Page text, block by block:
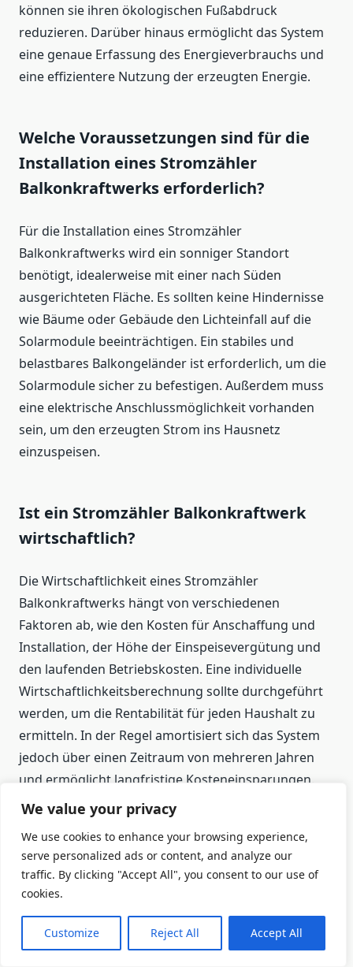
We value your privacy
We use cookies to enhance your browsing experience,
serve personalized ads or content, and analyze our
traffic. By clicking "Accept All", you consent to our use of
cookies.
Customize Reject All Accept All
können sie ihren ökologischen Fußabdruck
reduzieren. Darüber hinaus ermöglicht das System
eine genaue Erfassung des Energieverbrauchs und
eine effizientere Nutzung der erzeugten Energie.
Welche Voraussetzungen sind für die
Installation eines Stromzähler
Balkonkraftwerks erforderlich?
Für die Installation eines Stromzähler
Balkonkraftwerks wird ein sonniger Standort
benötigt, idealerweise mit einer nach Süden
ausgerichteten Fläche. Es sollten keine Hindernisse
wie Bäume oder Gebäude den Lichteinfall auf die
Solarmodule beeinträchtigen. Ein stabiles und
belastbares Balkongeländer ist erforderlich, um die
Solarmodule sicher zu befestigen. Außerdem muss
eine elektrische Anschlussmöglichkeit vorhanden
sein, um den erzeugten Strom ins Hausnetz
einzuspeisen.
Ist ein Stromzähler Balkonkraftwerk
wirtschaftlich?
Die Wirtschaftlichkeit eines Stromzähler
Balkonkraftwerks hängt von verschiedenen
Faktoren ab, wie den Kosten für Anschaffung und
Installation, der Höhe der Einspeisevergütung und
den laufenden Betriebskosten. Eine individuelle
Wirtschaftlichkeitsberechnung sollte durchgeführt
werden, um die Rentabilität für jeden Haushalt zu
ermitteln. In der Regel amortisiert sich das System
jedoch über einen Zeitraum von mehreren Jahren
und ermöglicht langfristige Kosteneinsparungen.
Gibt es Fördermöglichkeiten für ein
Stromzähler Balkonkraftwerk?
Installation eines Stromzähler Balkonkraftwerks.
Das KfW-Förderprogramm bietet Zuschüsse und